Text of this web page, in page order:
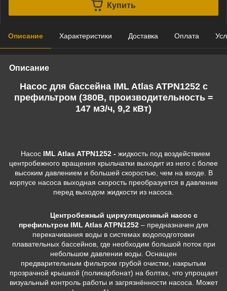
Купить
Описание Характеристики Доставка Оплата
Описание
Насос для бассейна IML Atlas ATPN1252 c
префильтром (380В, производительность =
147 м3/ч, 9,2 кВт)
Насос IML Atlas ATPN1252 - жидкость под воздействием
центробежного вращения крыльчатки выходит из него с более
высоким давлением и большей скоростью, чем на входе. В
корпусе насоса выходная скорость преобразуется в давление
перед выходом жидкости из насоса.
Центробежный циркуляционный насос с
префильтром IML Atlas ATPN1252 – предназначен для
перекачивания воды в системах водоподготовки
плавательных бассейнов, где необходим большой поток при
небольшом давлении воды. Оснащен
предварительным фильтром грубой очистки, накрытым
прозрачной крышкой (поликарбонат) на болтах, что упрощает
визуальный контроль работы и загрязнённости насоса. Может